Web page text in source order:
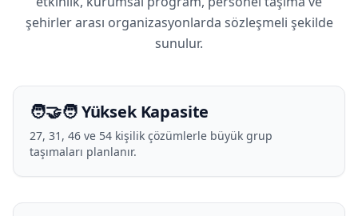
şehirler arası organizasyonlarda sözleşmeli şekilde
sunulur.
🧑‍🤝‍🧑 Yüksek Kapasite
27, 31, 46 ve 54 kişilik çözümlerle büyük grup
taşımaları planlanır.